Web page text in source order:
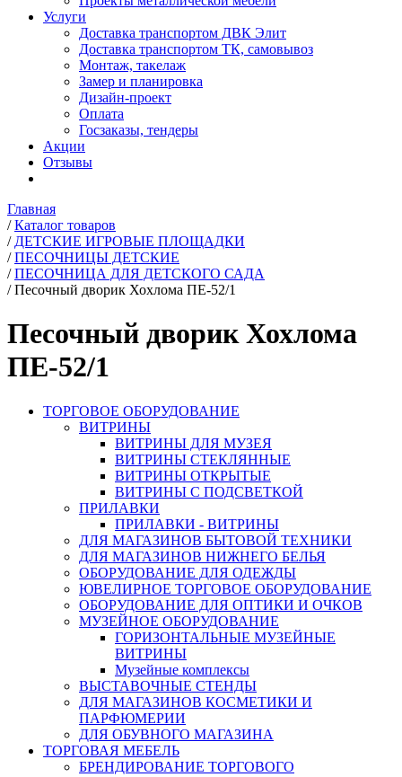
Услуги
Доставка транспортом ДВК Элит
Доставка транспортом ТК, самовывоз
Монтаж, такелаж
Замер и планировка
Дизайн-проект
Оплата
Госзаказы, тендеры
Акции
Отзывы
Главная
/ Каталог товаров
/ ДЕТСКИЕ ИГРОВЫЕ ПЛОЩАДКИ
/ ПЕСОЧНИЦЫ ДЕТСКИЕ
/ ПЕСОЧНИЦА ДЛЯ ДЕТСКОГО САДА
/ Песочный дворик Хохлома ПЕ-52/1
Песочный дворик Хохлома
ПЕ-52/1
ТОРГОВОЕ ОБОРУДОВАНИЕ
ВИТРИНЫ
ВИТРИНЫ ДЛЯ МУЗЕЯ
ВИТРИНЫ СТЕКЛЯННЫЕ
ВИТРИНЫ ОТКРЫТЫЕ
ВИТРИНЫ С ПОДСВЕТКОЙ
ПРИЛАВКИ
ПРИЛАВКИ - ВИТРИНЫ
ДЛЯ МАГАЗИНОВ БЫТОВОЙ ТЕХНИКИ
ДЛЯ МАГАЗИНОВ НИЖНЕГО БЕЛЬЯ
ОБОРУДОВАНИЕ ДЛЯ ОДЕЖДЫ
ЮВЕЛИРНОЕ ТОРГОВОЕ ОБОРУДОВАНИЕ
ОБОРУДОВАНИЕ ДЛЯ ОПТИКИ И ОЧКОВ
МУЗЕЙНОЕ ОБОРУДОВАНИЕ
ГОРИЗОНТАЛЬНЫЕ МУЗЕЙНЫЕ
ВИТРИНЫ
Музейные комплексы
ВЫСТАВОЧНЫЕ СТЕНДЫ
ДЛЯ МАГАЗИНОВ КОСМЕТИКИ И
ПАРФЮМЕРИИ
ДЛЯ ОБУВНОГО МАГАЗИНА
ТОРГОВАЯ МЕБЕЛЬ
БРЕНДИРОВАНИЕ ТОРГОВОГО